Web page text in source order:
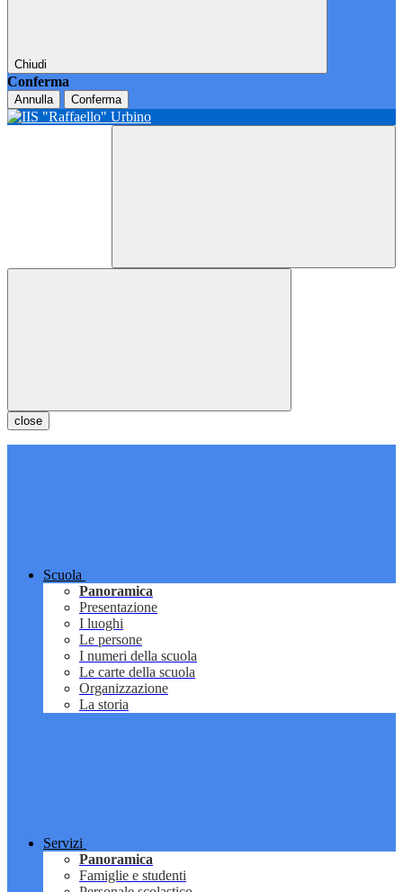
Chiudi
Conferma
Annulla Conferma
close
Scuola
Panoramica
Presentazione
I luoghi
Le persone
I numeri della scuola
Le carte della scuola
Organizzazione
La storia
Servizi
Panoramica
Famiglie e studenti